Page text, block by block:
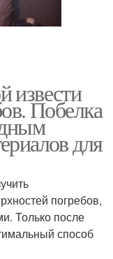
извести
Побелка
для
погребов,
Только после
способ